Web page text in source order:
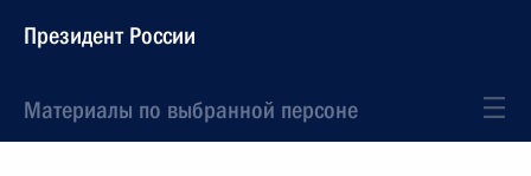
Президент России
Материалы по выбранной персоне